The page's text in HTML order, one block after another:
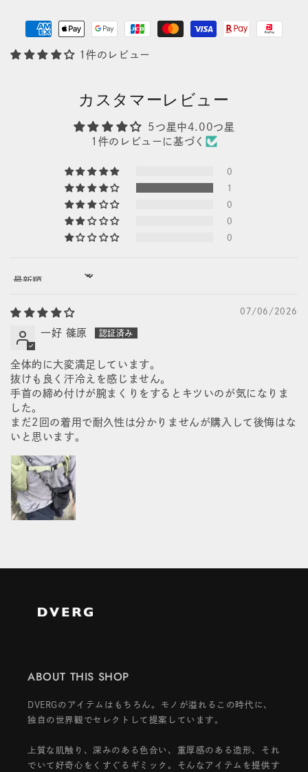
1件のレビュー
カスタマーレビュー
5つ星中4.00つ星
1件のレビューに基づく
0
1
0
0
0
Sort by
07/06/2026
一好 篠原
全体的に大変満足しています。
抜けも良く汗冷えを感じません。
手首の締め付けが腕まくりをするとキツいのが気になりま
した。
まだ2回の着用で耐久性は分かりませんが購入して後悔はな
いと思います。
ABOUT THIS SHOP
DVERGのアイテムはもちろん。モノが溢れるこの時代に、
独自の世界観でセレクトして提案しています。
上質な肌触り、深みのある色合い、重厚感のある造形、それ
でいて好奇心をくすぐるギミック。そんなアイテムを提供す